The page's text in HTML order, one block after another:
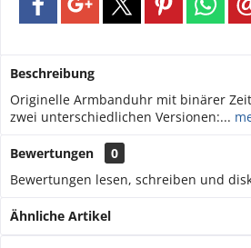
Beschreibung
Originelle Armbanduhr mit binärer
zwei unterschiedlichen Versionen:...
Bewertungen
0
Bewertungen lesen, schreiben und
Ähnliche Artikel